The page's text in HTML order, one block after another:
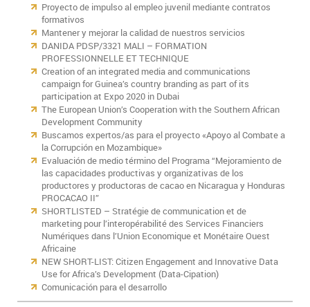
Proyecto de impulso al empleo juvenil mediante contratos
formativos
Mantener y mejorar la calidad de nuestros servicios
DANIDA PDSP/3321 MALI – FORMATION
PROFESSIONNELLE ET TECHNIQUE
Creation of an integrated media and communications
campaign for Guinea’s country branding as part of its
participation at Expo 2020 in Dubai
The European Union’s Cooperation with the Southern African
Development Community
Buscamos expertos/as para el proyecto «Apoyo al Combate a
la Corrupción en Mozambique»
Evaluación de medio término del Programa “Mejoramiento de
las capacidades productivas y organizativas de los
productores y productoras de cacao en Nicaragua y Honduras
PROCACAO II”
SHORTLISTED – Stratégie de communication et de
marketing pour l’interopérabilité des Services Financiers
Numériques dans l’Union Economique et Monétaire Ouest
Africaine
NEW SHORT-LIST: Citizen Engagement and Innovative Data
Use for Africa’s Development (Data-Cipation)
Comunicación para el desarrollo